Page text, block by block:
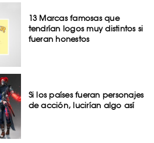
13 Marcas famosas que
tendrían logos muy distintos si
fueran honestos
Si los países fueran personajes
de acción, lucirían algo así